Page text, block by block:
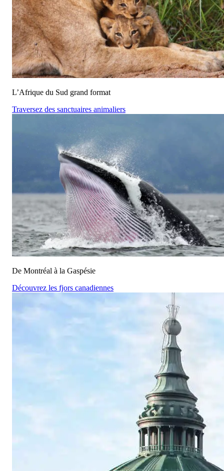
L’Afrique du Sud grand format
Traversez des sanctuaires animaliers
De Montréal à la Gaspésie
Découvrez les fjors canadiennes